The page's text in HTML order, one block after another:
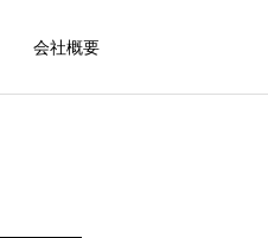
会社概要